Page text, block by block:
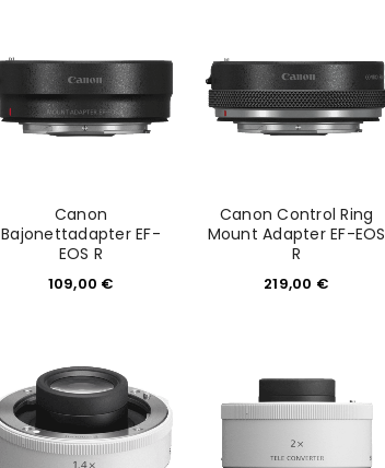
Canon
Bajonettadapter EF-
EOS R
109,00 €
Canon Control Ring
Mount Adapter EF-EOS
R
219,00 €